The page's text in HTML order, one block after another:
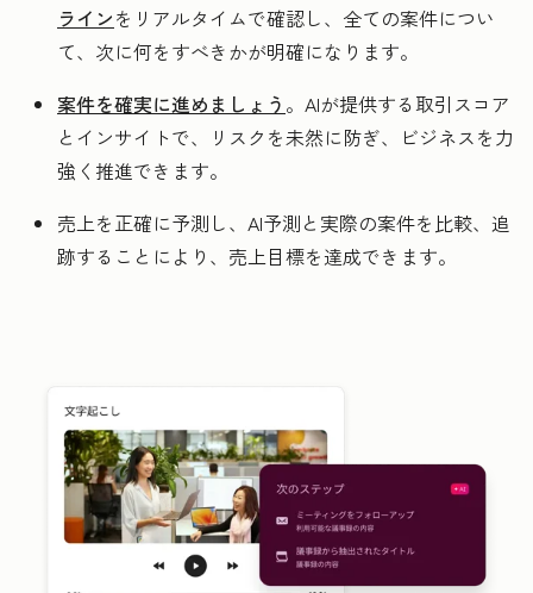
ラインをリアルタイムで確認し、全ての案件につい
て、次に何をすべきかが明確になります。
案件を確実に進めましょう 。AIが提供する取引スコア
とインサイトで、リスクを未然に防ぎ、ビジネスを力
強く推進できます。
売上を正確に予測し、AI予測と実際の案件を比較、追
跡することにより、売上目標を達成できます。